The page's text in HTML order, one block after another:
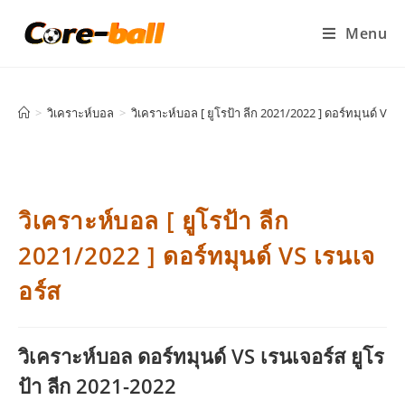
Menu
> วิเคราะห์บอล > วิเคราะห์บอล [ ยูโรป้า ลีก 2021/2022 ] ดอร์ทมุนด์ VS เ
วิเคราะห์บอล [ ยูโรป้า ลีก
2021/2022 ] ดอร์ทมุนด์ VS เรนเจ
อร์ส
วิเคราะห์บอล ดอร์ทมุนด์ VS เรนเจอร์ส ยูโร
ป้า ลีก 2021-2022